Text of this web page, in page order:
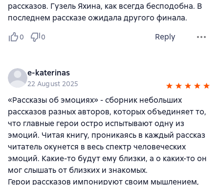
рассказов. Гузель Яхина, как всегда бесподобна. В
последнем рассказе ожидала другого финала.
0 0 Reply
e-katerinas
22 August 2025
«Рассказы об эмоциях» - сборник небольших
рассказов разных авторов, которых объединяет то,
что главные герои остро испытывают одну из
эмоций. Читая книгу, проникаясь в каждый рассказ
читатель окунется в весь спектр человеческих
эмоций. Какие-то будут ему близки, а о каких-то он
мог слышать от близких и знакомых.
Герои рассказов импонируют своим мышлением,